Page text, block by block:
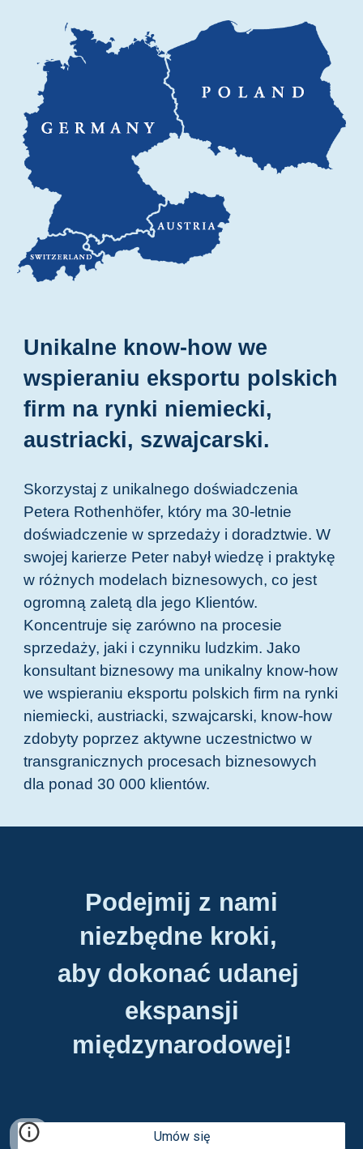
Unikalne know-how we
wspieraniu eksportu polskich
firm na rynki niemiecki,
austriacki, szwajcarski.
Skorzystaj z unikalnego doświadczenia
Petera Rothenhöfer, który ma 30-letnie
doświadczenie w sprzedaży i doradztwie. W
swojej karierze Peter nabył wiedzę i praktykę
w różnych modelach biznesowych, co jest
ogromną zaletą dla jego Klientów.
Koncentruje się zarówno na procesie
sprzedaży, jaki i czynniku ludzkim. Jako
konsultant biznesowy ma unikalny know-how
we wspieraniu eksportu polskich firm na rynki
niemiecki, austriacki, szwajcarski, know-how
zdobyty poprzez aktywne uczestnictwo w
transgranicznych procesach biznesowych
dla ponad 30 000 klientów.
Podejmij z nami
niezbędne kroki,
aby dokonać udanej
ekspansji
międzynarodowej!
Umów się